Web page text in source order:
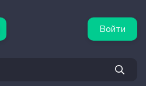
Войти
подборки